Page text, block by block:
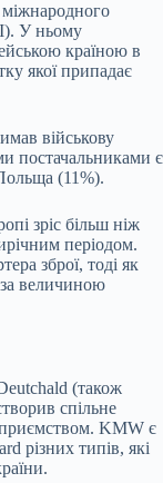
міжнародного
У ньому
країною в
якої припадає
військову
постачальниками є
(11%).
зріс більш ніж
періодом.
зброї, тоді як
величиною
(також
спільне
KMW є
різних типів, які